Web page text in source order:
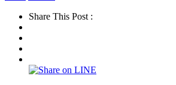
Share This Post :